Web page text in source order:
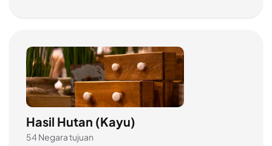
Hasil Hutan (Kayu)
54 Negara tujuan